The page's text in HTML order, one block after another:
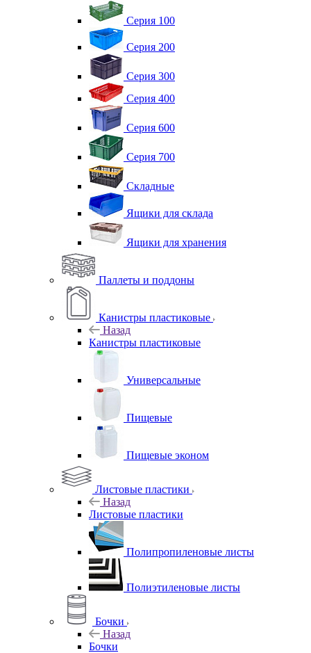
Серия 100
Серия 200
Серия 300
Серия 400
Серия 600
Серия 700
Складные
Ящики для склада
Ящики для хранения
Паллеты и поддоны
Канистры пластиковые
Назад
Канистры пластиковые
Универсальные
Пищевые
Пищевые эконом
Листовые пластики
Назад
Листовые пластики
Полипропиленовые листы
Полиэтиленовые листы
Бочки
Назад
Бочки